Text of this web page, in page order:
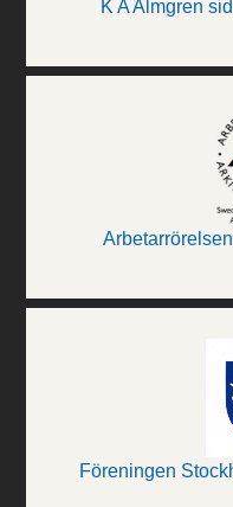
K A Almgren
Föreningen